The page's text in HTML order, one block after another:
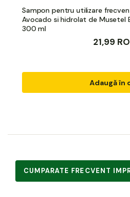
Sampon pentru utilizare
Avocado si hidrolat de Musetel
300 ml
21,99
Adaugă în
CUMPARATE FRECVENT